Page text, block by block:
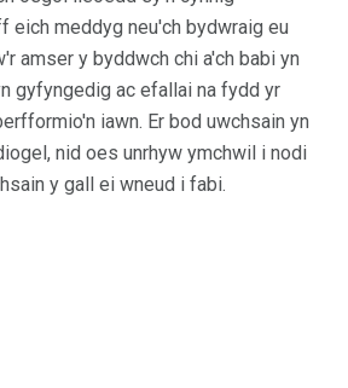
eich meddyg neu'ch bydwraig eu
amser y byddwch chi a'ch babi yn
gyfyngedig ac efallai na fydd yr
iawn. Er bod uwchsain yn
nid oes unrhyw ymchwil i nodi
y gall ei wneud i fabi.